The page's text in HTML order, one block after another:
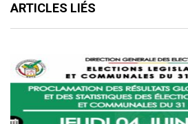
ARTICLES LIÉS